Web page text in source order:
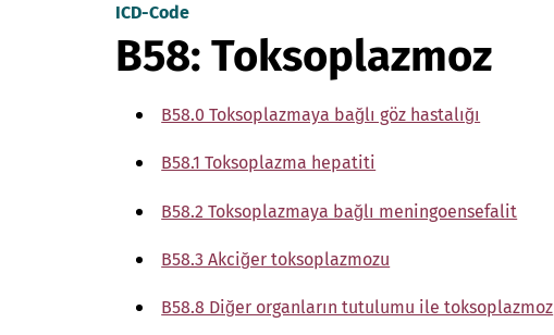
ICD-Code
B58: Toksoplazmoz
B58.0 Toksoplazmaya bağlı göz hastalığı
B58.1 Toksoplazma hepatiti
B58.2 Toksoplazmaya bağlı meningoensefalit
B58.3 Akciğer toksoplazmozu
B58.8 Diğer organların tutulumu ile toksoplazmoz